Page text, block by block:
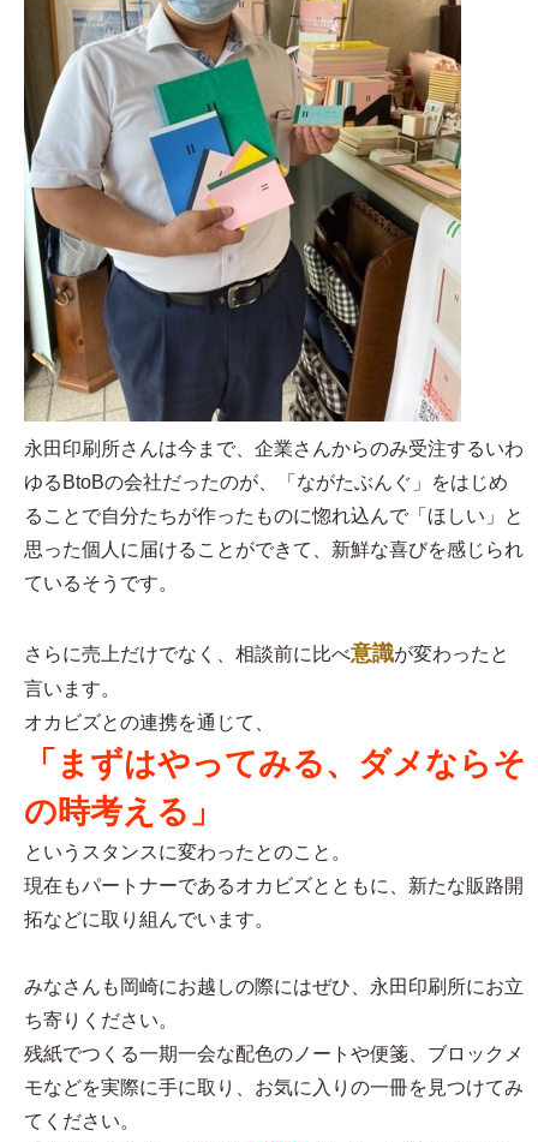
永田印刷所さんは今まで、企業さんからのみ受注するいわ
ゆるBtoBの会社だったのが、「ながたぶんぐ」をはじめ
ることで自分たちが作ったものに惚れ込んで「ほしい」と
思った個人に届けることができて、新鮮な喜びを感じられ
ているそうです。
さらに売上だけでなく、相談前に比べ意識が変わったと
言います。
オカビズとの連携を通じて、
「まずはやってみる、ダメならそ
の時考える」
というスタンスに変わったとのこと。
現在もパートナーであるオカビズとともに、新たな販路開
拓などに取り組んでいます。
みなさんも岡崎にお越しの際にはぜひ、永田印刷所にお立
ち寄りください。
残紙でつくる一期一会な配色のノートや便箋、ブロックメ
モなどを実際に手に取り、お気に入りの一冊を見つけてみ
てください。